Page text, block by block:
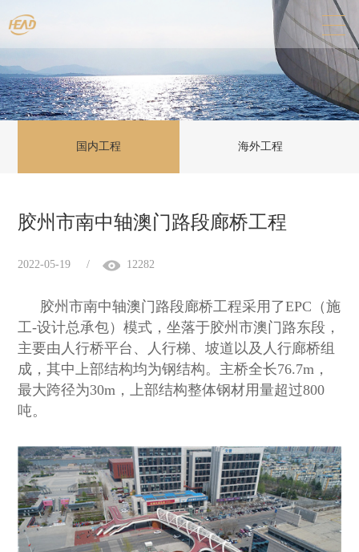
国内工程 海外工程
胶州市南中轴澳门路段廊桥工程
2022-05-19 / 12282
胶州市南中轴澳门路段廊桥工程采用了EPC （施
工-设计总承包）模式，坐落于胶州市澳门路东段，
主要由人行桥平台、人行梯、坡道以及人行廊桥组
成，其中上部结构均为钢结构。主桥全长76.7m ，
最大跨径为30m ，上部结构整体钢材用量超过800
吨。